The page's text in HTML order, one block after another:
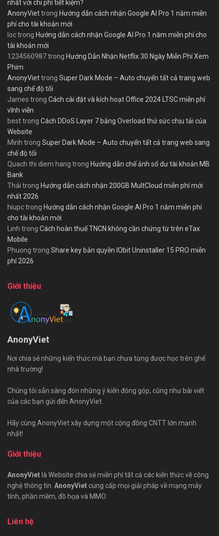
nhất với chi phí tiết kiệm?
AnonyViettrong Hướng dẫn cách nhận Google AI Pro 1 năm miễn
phí cho tài khoản mới
loctrong Hướng dẫn cách nhận Google AI Pro 1 năm miễn phí cho
tài khoản mới
1234560987trong Hướng Dẫn Nhận Netflix 30 Ngày Miễn Phí Xem
Phim
AnonyViettrong Super Dark Mode – Auto chuyển tất cả trang web
sang chế độ tối
James trong Cách cài đặt và kích hoạt Office 2024 LTSC miễn phí
vĩnh viễn
besttrong Cách DDoS Layer 7 bằng Overload thử sức chịu tải của
Website
Minh trong Super Dark Mode – Auto chuyển tất cả trang web sang
chế độ tối
Quach thi diem hang trong Hướng dẫn chế ảnh số dư tài khoản MB
Bank
Thái trong Hướng dẫn cách nhận 200GB MultCloud miễn phí mới
nhất 2026
hiupctrong Hướng dẫn cách nhận Google AI Pro 1 năm miễn phí
cho tài khoản mới
Linh trong Cách hoàn thuế TNCN không cần chứng từ trên eTax
Mobile
Phuong trong Share key bản quyền IObit Uninstaller 15 PRO miễn
phí 2026
Giới thiệu
AnonyViet
Nơi chia sẻ những kiến thức mà bạn chưa từng được học trên ghế
nhà trường!
Chúng tôi sẵn sàng đón những ý kiến đóng góp, cũng như bài viết
của các bạn gửi đến AnonyViet.
Hãy cùng AnonyViet xây dựng một cộng đồng CNTT lớn mạnh
nhất!
Giới thiệu
AnonyViet là Website chia sẻ miễn phí tất cả các kiến thức về công
nghệ thông tin. AnonyViet cung cấp mọi giải pháp về mạng máy
tính, phần mềm, đồ họa và MMO.
Liên hệ